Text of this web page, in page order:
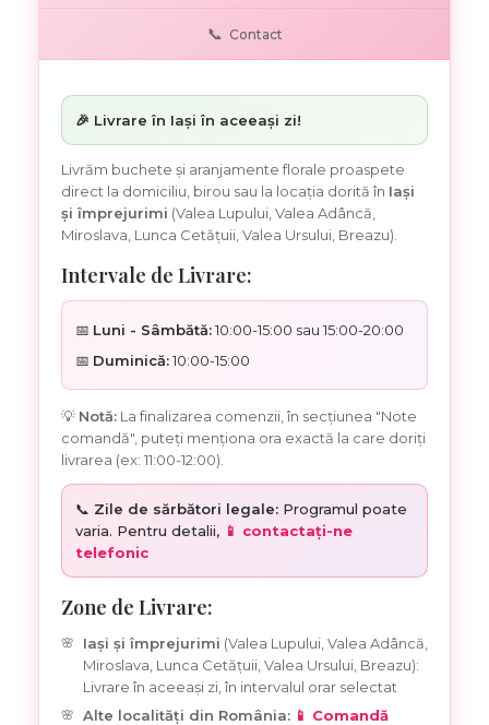
📞 Contact
🎉 Livrare în Iași în aceeași zi!
Livrăm buchete și aranjamente florale proaspete
direct la domiciliu, birou sau la locația dorită în Iași
și împrejurimi (Valea Lupului, Valea Adâncă,
Miroslava, Lunca Cetățuii, Valea Ursului, Breazu).
Intervale de Livrare:
📅 Luni - Sâmbătă:10:00-15:00 sau 15:00-20:00
📅 Duminică:10:00-15:00
💡 Notă: La finalizarea comenzii, în secțiunea "Note
comandă", puteți menționa ora exactă la care doriți
livrarea (ex: 11:00-12:00).
📞 Zile de sărbători legale: Programul poate
varia. Pentru detalii, 📱 contactați-ne
telefonic
Zone de Livrare:
Iași și împrejurimi (Valea Lupului, Valea Adâncă,
Miroslava, Lunca Cetățuii, Valea Ursului, Breazu):
Livrare în aceeași zi, în intervalul orar selectat
Alte localități din România: 📱 Comandă